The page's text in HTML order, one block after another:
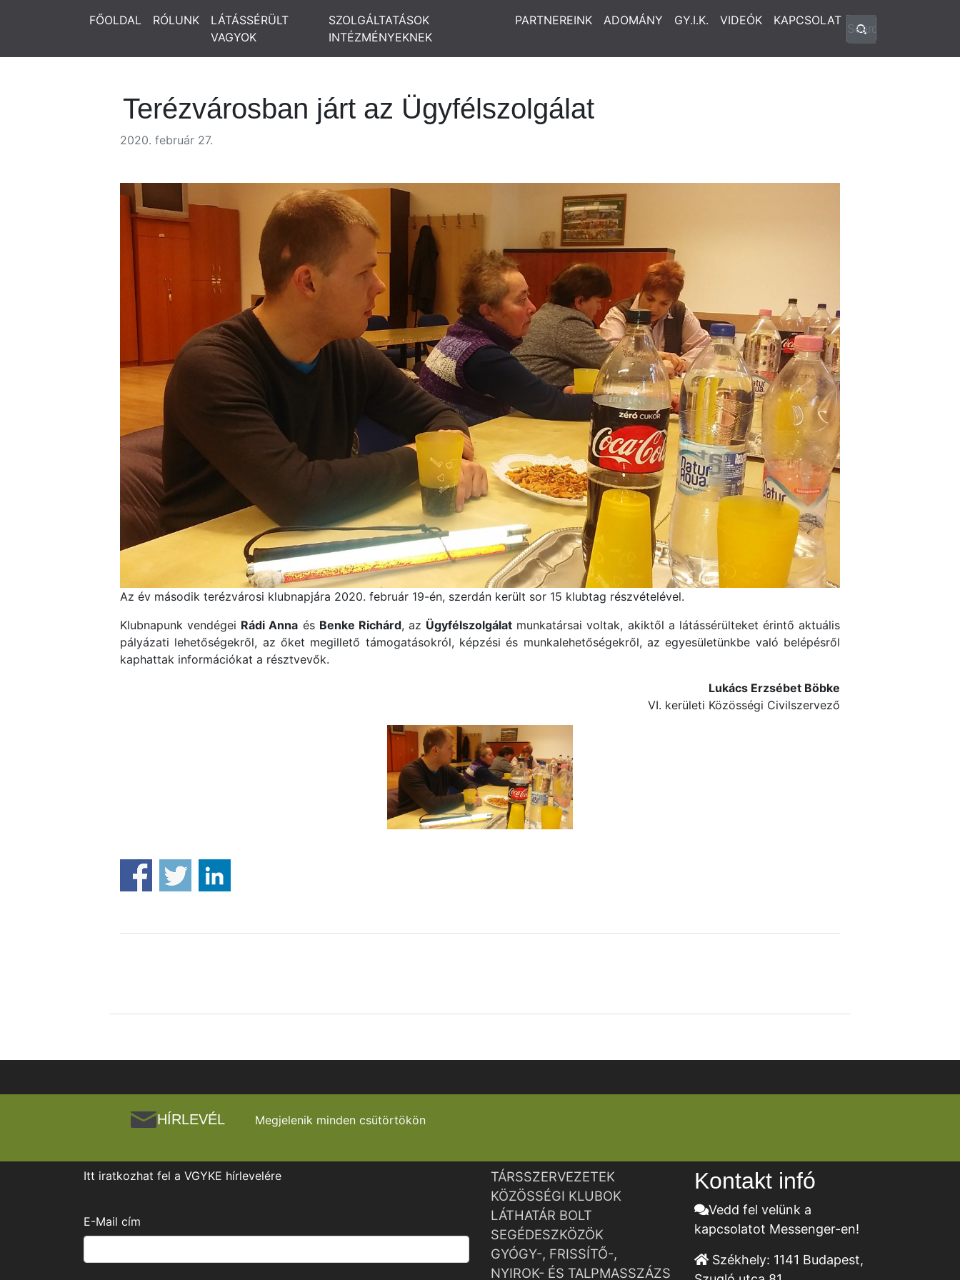
FŐOLDAL RÓLUNK
LÁTÁSSÉRÜLT
VAGYOK
SZOLGÁLTATÁSOK
INTÉZMÉNYEKNEK
PARTNEREINK ADOMÁNY GY.I.K. VIDEÓK KAPCSOLAT
Terézvárosban járt az Ügyfélszolgálat
2020. február 27.
Az év második terézvárosi klubnapjára 2020. február 19-én, szerdán került sor 15 klubtag részvételével.
Klubnapunk vendégei Rádi Anna és Benke Richárd, az Ügyfélszolgálat munkatársai voltak, akiktől a látássérülteket érintő aktuális
pályázati lehetőségekről, az őket megillető támogatásokról, képzési és munkalehetőségekről, az egyesületünkbe való belépésről
kaphattak információkat a résztvevők.
Lukács Erzsébet Böbke
VI. kerületi Közösségi Civilszervező
HÍRLEVÉL Megjelenik minden csütörtökön
Itt iratkozhat fel a VGYKE hírlevelére
E-Mail cím
TÁRSSZERVEZETEK
KÖZÖSSÉGI KLUBOK
LÁTHATÁR BOLT
SEGÉDESZKÖZÖK
GYÓGY-, FRISSÍTŐ-,
NYIROK- ÉS TALPMASSZÁZS
Kontakt infó
Vedd fel velünk a
kapcsolatot Messenger-en!
Székhely: 1141 Budapest,